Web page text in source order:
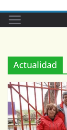
Actualidad